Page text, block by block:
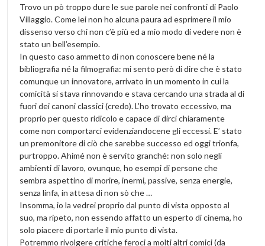
Trovo un pò troppo dure le sue parole nei confronti di Paolo
Villaggio. Come lei non ho alcuna paura ad esprimere il mio
dissenso verso chi non c’è più ed a mio modo di vedere non è
stato un bell’esempio.
In questo caso ammetto di non conoscere bene né la
bibliografia né la filmografia: mi sento però di dire che è stato
comunque un innovatore, arrivato in un momento in cui la
comicità si stava rinnovando e stava cercando una strada al di
fuori dei canoni classici (credo). L’ho trovato eccessivo, ma
proprio per questo ridicolo e capace di dirci chiaramente
come non comportarci evidenziandocene gli eccessi. E’ stato
un premonitore di ciò che sarebbe successo ed oggi trionfa,
purtroppo. Ahimé non è servito granché: non solo negli
ambienti di lavoro, ovunque, ho esempi di persone che
sembra aspettino di morire, inermi, passive, senza energie,
senza linfa, in attesa di non sò che …
Insomma, io la vedrei proprio dal punto di vista opposto al
suo, ma ripeto, non essendo affatto un esperto di cinema, ho
solo piacere di portarle il mio punto di vista.
Potremmo rivolgere critiche feroci a molti altri comici (da